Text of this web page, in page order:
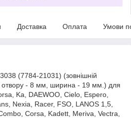
Доставка Оплата Умови
(7784-21031) (зовнішній
отвору - 8 мм, ширина - 19 мм.) для
Ka, DAEWOO, Cielo, Espero,
Nexia, Racer, FSO, LANOS 1,5,
Corsa, Kadett, Meriva, Vectra,